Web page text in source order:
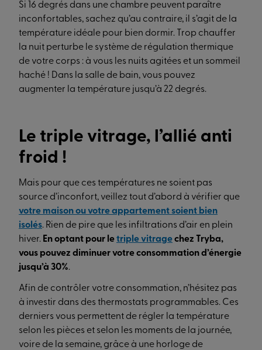
Si 16 degrés dans une chambre peuvent paraître
inconfortables, sachez qu’au contraire, il s’agit de la
température idéale pour bien dormir. Trop chauffer
la nuit perturbe le système de régulation thermique
de votre corps : à vous les nuits agitées et un sommeil
haché ! Dans la salle de bain, vous pouvez
augmenter la température jusqu’à 22 degrés.
Le triple vitrage, l’allié anti
froid !
Mais pour que ces températures ne soient pas
source d’inconfort, veillez tout d’abord à vérifier que
votre maison ou votre appartement soient bien
isolés. Rien de pire que les infiltrations d’air en plein
hiver. En optant pour letriple vitragechez Tryba,
vous pouvez diminuer votre consommation d’énergie
jusqu’à 30%.
Afin de contrôler votre consommation, n’hésitez pas
à investir dans des thermostats programmables. Ces
derniers vous permettent de régler la température
selon les pièces et selon les moments de la journée,
voire de la semaine, grâce à une horloge de